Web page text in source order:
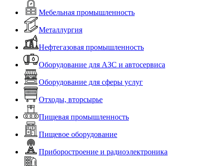
Мебельная промышленность
Металлургия
Нефтегазовая промышленность
Оборудование для АЗС и автосервиса
Оборудование для сферы услуг
Отходы, вторсырье
Пищевая промышленность
Пищевое оборудование
Приборостроение и радиоэлектроника